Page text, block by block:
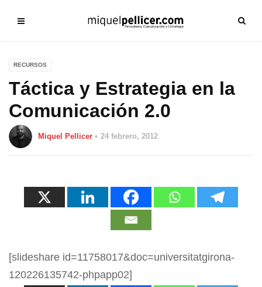
RECURSOS
Táctica y Estrategia en la
Comunicación 2.0
Miquel Pellicer 24 febrero, 2012
[slideshare id=11758017&doc=universitatgirona-
120226135742-phpapp02]